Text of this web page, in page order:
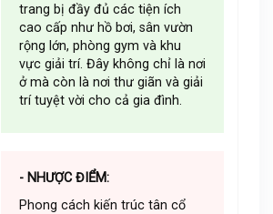
trang bị đầy đủ các tiện ích
cao cấp như hồ bơi, sân vườn
rộng lớn, phòng gym và khu
vực giải trí. Đây không chỉ là nơi
ở mà còn là nơi thư giãn và giải
trí tuyệt vời cho cả gia đình.
- NHƯỢC ĐIỂM:
Phong cách kiến trúc tân cổ